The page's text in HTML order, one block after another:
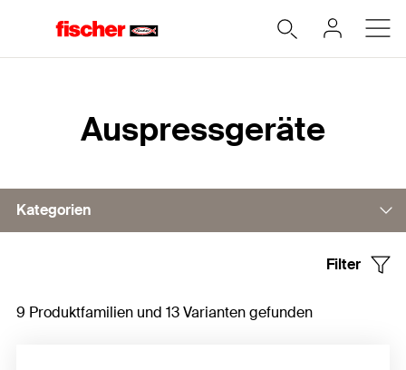
Auspressgeräte
Kategorien
Akkubetriebene Auspressgeräte
Filter
9 Produktfamilien und 13 Varianten gefunden